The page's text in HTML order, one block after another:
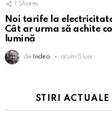
1 Shares
Noi tarife la
Cât ar urma să achite
lumină
de Indiro acum 5 luni
STIRI ACTUALE